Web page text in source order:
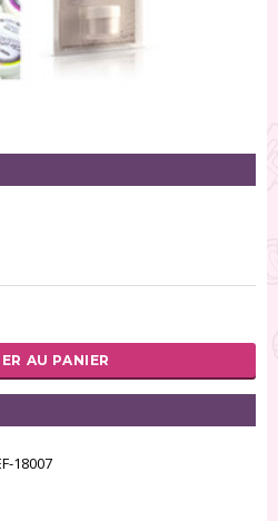
(62)
(86)
LA RECHERCHE
AU PANIER
18007